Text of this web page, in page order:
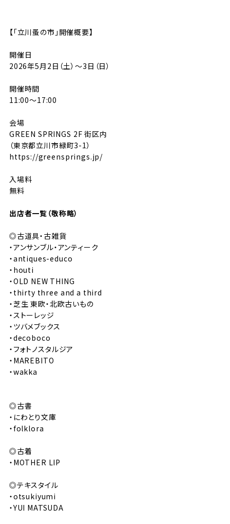
【「立川蚤の市」開催概要】
開催日
2026年5月2日（土）〜3日（日）
開催時間
11:00〜17:00
会場
GREEN SPRINGS 2F 街区内
（東京都立川市緑町3-1）
https://greensprings.jp/
入場料
無料
出店者一覧（敬称略）
◎古道具・古雑貨
・アンサンブル・アンティーク
・antiques-educo
・houti
・OLD NEW THING
・thirty three and a third
・芝生 東欧・北欧古いもの
・ストーレッジ
・ツバメブックス
・decoboco
・フォトノスタルジア
・MAREBITO
・wakka
◎古書
・にわとり文庫
・folklora
◎古着
・MOTHER LIP
◎テキスタイル
・otsukiyumi
・YUI MATSUDA